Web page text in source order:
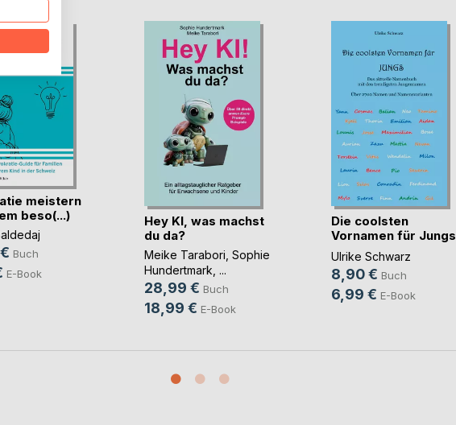
meistern
beso(...)
Buch
E-Book
Hey KI, was machst
du da?
Meike Tarabori, Sophie
Hundertmark, ...
28,99 € Buch
18,99 € E-Book
Die coolsten
Vornamen für Jungs
- (...)
Ulrike Schwarz
8,90 € Buch
6,99 € E-Book